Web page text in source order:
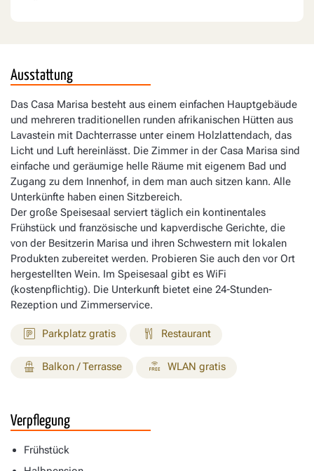
Ausstattung
Das Casa Marisa besteht aus einem einfachen Hauptgebäude
und mehreren traditionellen runden afrikanischen Hütten aus
Lavastein mit Dachterrasse unter einem Holzlattendach, das
Licht und Luft hereinlässt. Die Zimmer in der Casa Marisa sind
einfache und geräumige helle Räume mit eigenem Bad und
Zugang zu dem Innenhof, in dem man auch sitzen kann. Alle
Unterkünfte haben einen Sitzbereich.
Der große Speisesaal serviert täglich ein kontinentales
Frühstück und französische und kapverdische Gerichte, die
von der Besitzerin Marisa und ihren Schwestern mit lokalen
Produkten zubereitet werden. Probieren Sie auch den vor Ort
hergestellten Wein. Im Speisesaal gibt es WiFi
(kostenpflichtig). Die Unterkunft bietet eine 24-Stunden-
Rezeption und Zimmerservice.
Parkplatz gratis Restaurant
Balkon / Terrasse WLAN gratis
Verpflegung
Frühstück